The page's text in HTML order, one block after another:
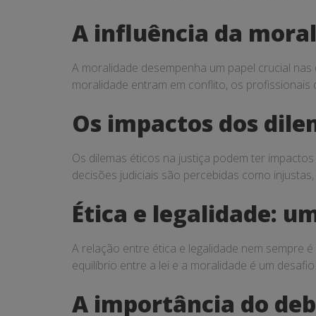
A influência da
A moralidade desempenha um papel crucial
moralidade entram em conflito, os
Os impactos dos
Os dilemas éticos na justiça podem ter
decisões judiciais são percebidas como
Ética e legalidade:
A relação entre ética e legalidade nem sempre
equilíbrio entre a lei e a moralidade é um
A importância do